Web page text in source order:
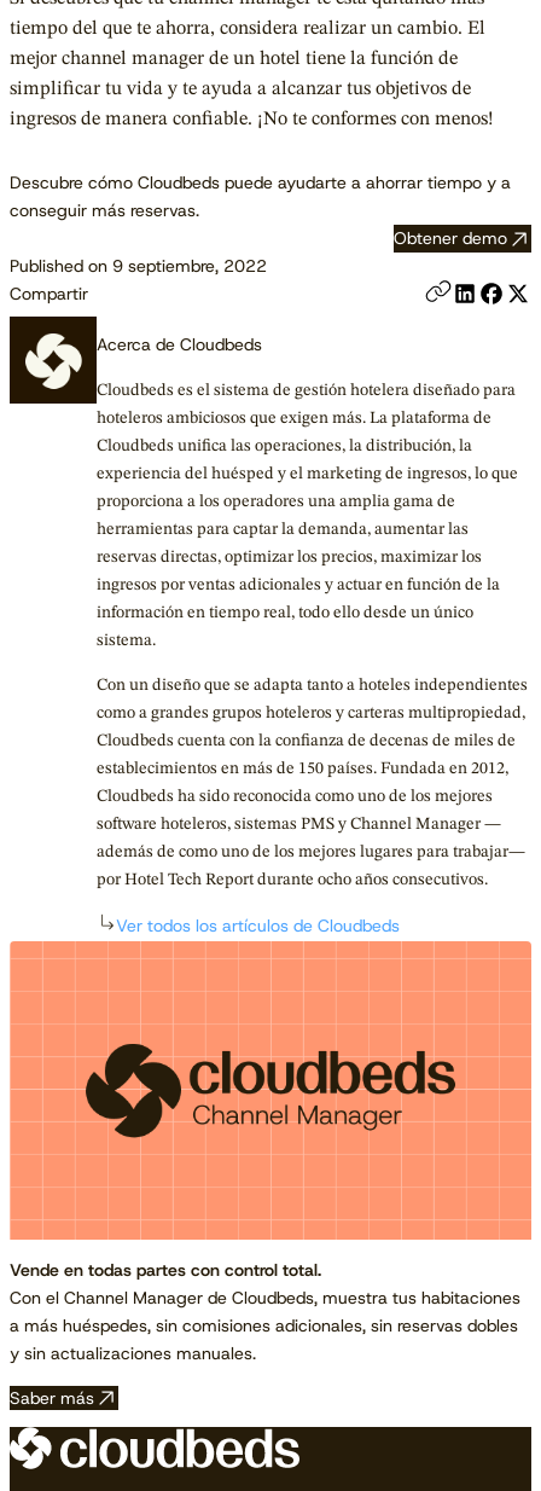
tiempo del que te ahorra, considera realizar un cambio. El
mejor channel manager de un hotel tiene la función de
simplificar tu vida y te ayuda a alcanzar tus objetivos de
ingresos de manera confiable. ¡No te conformes con menos!
Descubre cómo Cloudbeds puede ayudarte a ahorrar tiempo y a
conseguir más reservas.
Obtener demo
Published on 9 septiembre, 2022
Compartir
Acerca de Cloudbeds
Cloudbeds es el sistema de gestión hotelera diseñado para
hoteleros ambiciosos que exigen más. La plataforma de
Cloudbeds unifica las operaciones, la distribución, la
experiencia del huésped y el marketing de ingresos, lo que
proporciona a los operadores una amplia gama de
herramientas para captar la demanda, aumentar las
reservas directas, optimizar los precios, maximizar los
ingresos por ventas adicionales y actuar en función de la
información en tiempo real, todo ello desde un único
sistema.
Con un diseño que se adapta tanto a hoteles independientes
como a grandes grupos hoteleros y carteras multipropiedad,
Cloudbeds cuenta con la confianza de decenas de miles de
establecimientos en más de 150 países. Fundada en 2012,
Cloudbeds ha sido reconocida como uno de los mejores
software hoteleros, sistemas PMS y Channel Manager —
además de como uno de los mejores lugares para trabajar—
por Hotel Tech Report durante ocho años consecutivos.
Ver todos los artículos de Cloudbeds
Vende en todas partes con control total.
Con el Channel Manager de Cloudbeds, muestra tus habitaciones
a más huéspedes, sin comisiones adicionales, sin reservas dobles
y sin actualizaciones manuales.
Saber más